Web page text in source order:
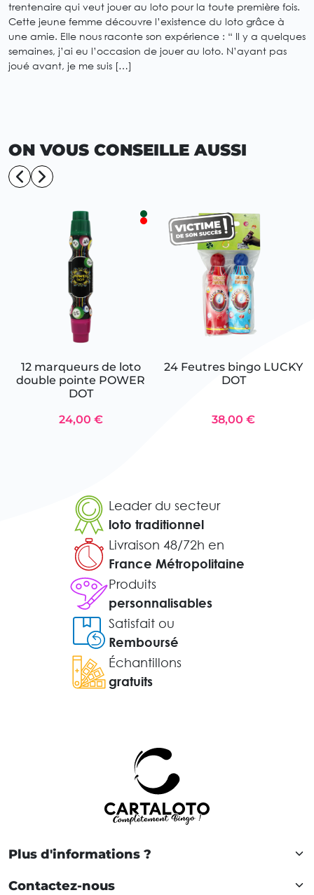
trentenaire qui veut jouer au loto pour la toute première fois.
Cette jeune femme découvre l’existence du loto grâce à
une amie. Elle nous raconte son expérience : “ Il y a quelques
semaines, j’ai eu l’occasion de jouer au loto. N’ayant pas
joué avant, je me suis […]
ON VOUS CONSEILLE AUSSI
12 marqueurs de loto
double pointe POWER
DOT
24,00 €
24 Feutres bingo LUCKY
DOT
38,00 €
Leader du secteur
loto traditionnel
Livraison 48/72h en
France Métropolitaine
Produits
personnalisables
Satisfait ou
Remboursé
Échantillons
gratuits
Plus d'informations ?
Contactez-nous